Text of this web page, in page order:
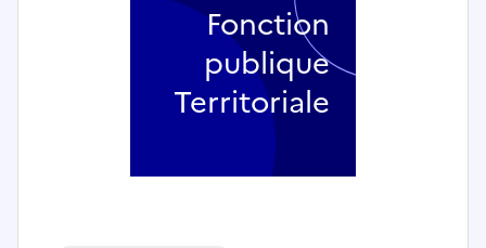
Fonction
publique
Territoriale